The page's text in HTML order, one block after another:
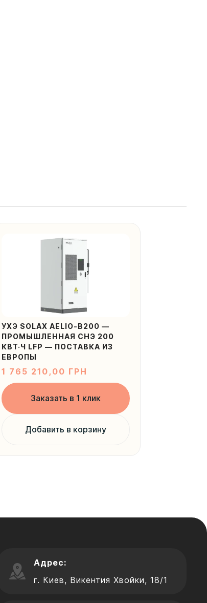
УХЭ SOLAX AELIO-B200 —
ПРОМЫШЛЕННАЯ СНЭ 200
КВТ·Ч LFP — ПОСТАВКА ИЗ
ЕВРОПЫ
1 765 210,00 ГРН
Заказать в 1 клик
Добавить в корзину
Адрес:
г. Киев, Викентия Хвойки, 18/1